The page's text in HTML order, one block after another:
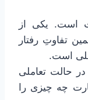
است. یکی از
تفاوتِ رفتار
است.
در حالت تعاملی
چه چیزی را